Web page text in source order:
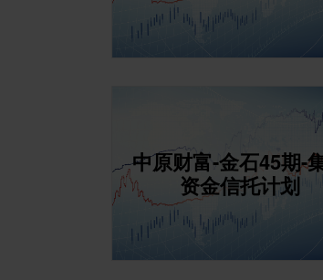
中原财富-金石45期-
资金信托计划